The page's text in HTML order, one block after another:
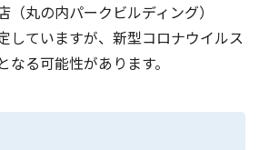
丸の内パークビルディング）
していますが、新型コロナウイルス
る可能性があります。